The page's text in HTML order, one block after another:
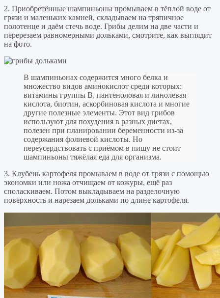
2. Приобретённые шампиньоны промываем в тёплой воде от
грязи и маленьких камней, складываем на тряпичное
полотенце и даём стечь воде. Грибы делим на две части и
перерезаем равномерными дольками, смотрите, как выглядит
на фото.
В шампиньонах содержится много белка и
множество видов аминокислот среди которых:
витамины группы B, пантеноловая и линолевая
кислота, биотин, аскорбиновая кислота и многие
другие полезные элементы. Этот вид грибов
используют для похудения в разных диетах,
полезен при планировании беременности из-за
содержания фолиевой кислоты. Но
переусердствовать с приёмом в пищу не стоит
шампиньоны тяжёлая еда для организма.
3. Клубень картофеля промываем в воде от грязи с помощью
экономки или ножа отчищаем от кожуры, ещё раз
споласкиваем. Потом выкладываем на разделочную
поверхность и нарезаем дольками по длине картофеля.